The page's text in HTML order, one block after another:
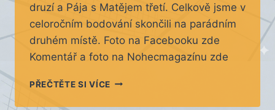
druzí a Pája s Matějem třetí. Celkově jsme v
celoročním bodování skončili na parádním
druhém místě. Foto na Facebooku zde
Komentář a foto na Nohecmagazínu zde
PŘEČTĚTE SI VÍCEPOHÁR
–